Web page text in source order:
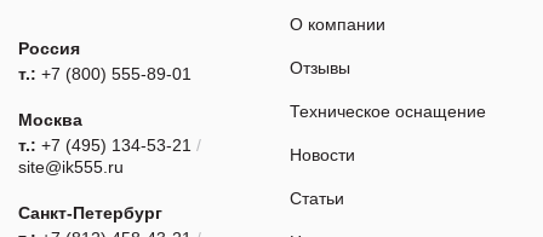
Россия
т.: +7 (800) 555-89-01
Москва
т.: +7 (495) 134-53-21 /
site@ik555.ru
Санкт-Петербург
О компании
Отзывы
Техническое оснащение
Новости
Статьи